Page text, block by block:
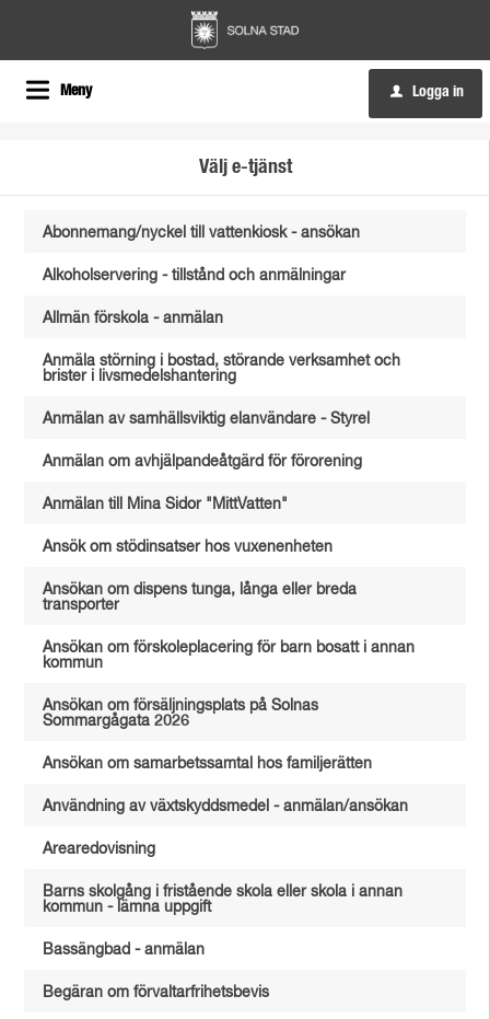
Meny u Logga in
Välj e-tjänst
Abonnemang/nyckel till vattenkiosk - ansökan
Alkoholservering - tillstånd och anmälningar
Allmän förskola - anmälan
Anmäla störning i bostad, störande verksamhet och
brister i livsmedelshantering
Anmälan av samhällsviktig elanvändare - Styrel
Anmälan om avhjälpandeåtgärd för förorening
Anmälan till Mina Sidor "MittVatten"
Ansök om stödinsatser hos vuxenenheten
Ansökan om dispens tunga, långa eller breda
transporter
Ansökan om förskoleplacering för barn bosatt i annan
kommun
Ansökan om försäljningsplats på Solnas
Sommargågata 2026
Ansökan om samarbetssamtal hos familjerätten
Användning av växtskyddsmedel - anmälan/ansökan
Arearedovisning
Barns skolgång i fristående skola eller skola i annan
kommun - lämna uppgift
Bassängbad - anmälan
Begäran om förvaltarfrihetsbevis